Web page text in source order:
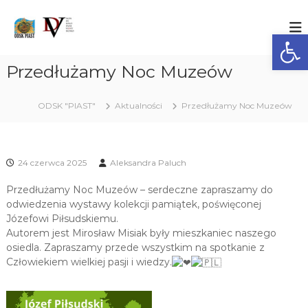
K
P
"
d
D
S
p
o
ł
z
o
-
Przedłużamy Noc Muzeów
ODSK "PIAST" Aktualności Przedłużamy Noc Muzeów
24 czerwca 2025 Aleksandra Paluch
Przedłużamy Noc Muzeów – serdeczne zapraszamy do
odwiedzenia wystawy kolekcji pamiątek, poświęconej
Józefowi Piłsudskiemu.
Autorem jest Mirosław Misiak były mieszkaniec naszego
osiedla. Zapraszamy przede wszystkim na spotkanie z
Człowiekiem wielkiej pasji i wiedzy.